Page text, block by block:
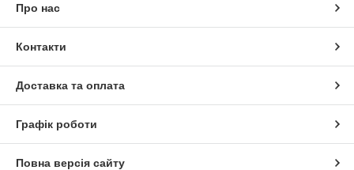
Про нас
Контакти
Доставка та оплата
Графік роботи
Повна версія сайту